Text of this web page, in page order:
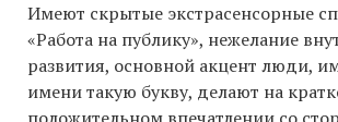
Имеют скрытые экстрасенсорные
«Работа на публику», нежелание
развития, основной акцент люди,
имени такую букву, делают на
положительном впечатлении со